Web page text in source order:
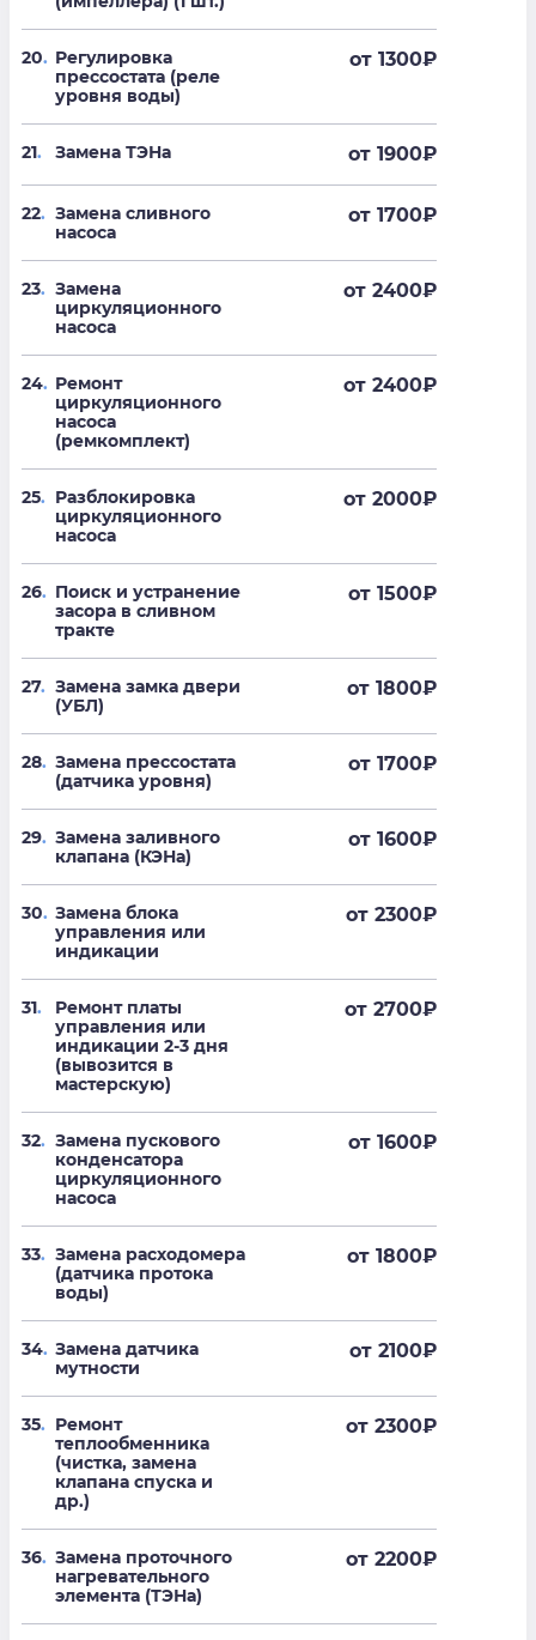
20. Регулировка
прессостата (реле
уровня воды)
от 1300₽
21. Замена ТЭНа от 1900₽
22. Замена сливного
насоса
от 1700₽
23. Замена
циркуляционного
насоса
от 2400₽
24. Ремонт
циркуляционного
насоса
(ремкомплект)
от 2400₽
25. Разблокировка
циркуляционного
насоса
от 2000₽
26. Поиск и устранение
засора в сливном
тракте
от 1500₽
27. Замена замка двери
(УБЛ)
от 1800₽
28. Замена прессостата
(датчика уровня)
от 1700₽
29. Замена заливного
клапана (КЭНа)
от 1600₽
30. Замена блока
управления или
индикации
от 2300₽
31.
Ремонт платы
управления или
индикации 2-3 дня
(вывозится в
мастерскую)
от 2700₽
32. Замена пускового
конденсатора
циркуляционного
насоса
от 1600₽
33. Замена расходомера
(датчика протока
воды)
от 1800₽
34. Замена датчика
мутности
от 2100₽
35. Ремонт
теплообменника
(чистка, замена
клапана спуска и
др.)
от 2300₽
36. Замена проточного
нагревательного
элемента (ТЭНа)
от 2200₽